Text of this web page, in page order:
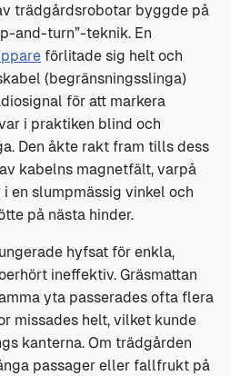
trädgårdsrobotar byggde på
and-turn”-teknik. En
förlitade sig helt och
(begränsningsslinga)
för att markera
i praktiken blind och
Den åkte rakt fram tills dess
kabelns magnetfält, varpå
en slumpmässig vinkel och
på nästa hinder.
hyfsat för enkla,
ineffektiv. Gräsmattan
yta passerades ofta flera
missades helt, vilket kunde
kanterna. Om trädgården
passager eller fallfrukt på